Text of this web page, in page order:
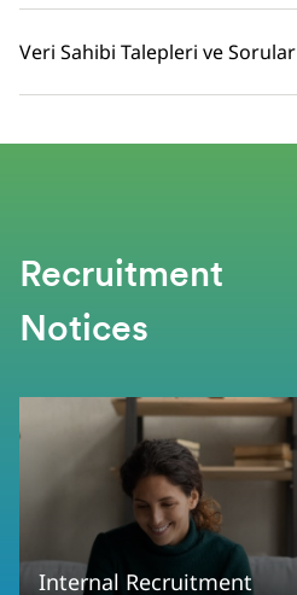
Veri Sahibi Talepleri ve Sorular
Recruitment
Notices
Internal Recruitment